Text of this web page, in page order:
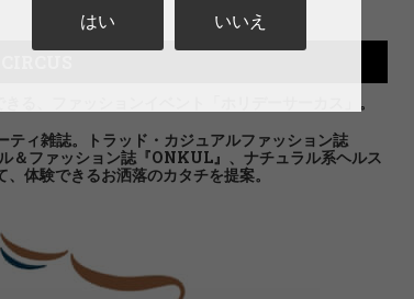
る、ファッションイベント「ホリデーサーカス」。
ィ雑誌。トラッド・カジュアルファッション誌
＆ファッション誌『ONKUL』、ナチュラル系ヘルス
体験できるお洒落のカタチを提案。
はい いいえ